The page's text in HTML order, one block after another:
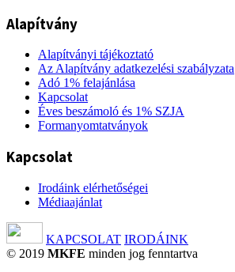
Alapítvány
Alapítványi tájékoztató
Az Alapítvány adatkezelési szabályzata
Adó 1% felajánlása
Kapcsolat
Éves beszámoló és 1% SZJA
Formanyomtatványok
Kapcsolat
Irodáink elérhetőségei
Médiaajánlat
KAPCSOLAT IRODÁINK
© 2019 MKFE minden jog fenntartva